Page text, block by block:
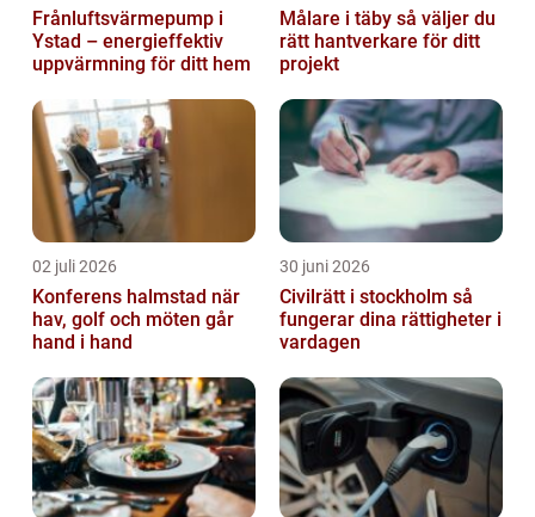
Frånluftsvärmepump i
Ystad – energieffektiv
uppvärmning för ditt hem
Målare i täby så väljer du
rätt hantverkare för ditt
projekt
02 juli 2026
Konferens halmstad när
hav, golf och möten går
hand i hand
30 juni 2026
Civilrätt i stockholm så
fungerar dina rättigheter i
vardagen